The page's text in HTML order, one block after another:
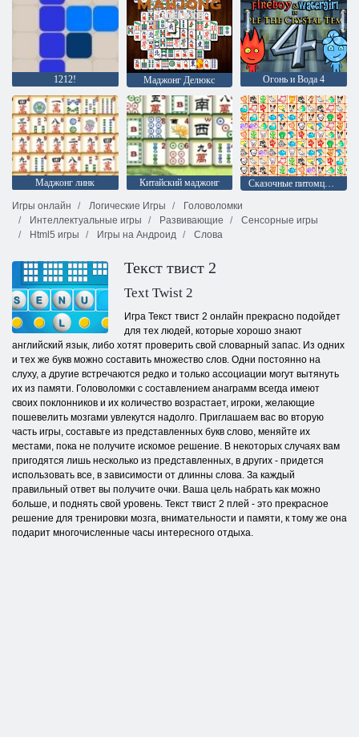
1212! Маджонг Делюкс Огонь и Вода 4
Маджонг линк Китайский маджонг
Сказочные питомцы связь
Игры онлайн
Логические Игры
Головоломки
Интеллектуальные игры
Развивающие
Сенсорные игры
Html5 игры
Игры на Андроид Слова
Текст твист 2
Text Twist 2
Игра Текст твист 2 онлайн прекрасно подойдет
для тех людей, которые хорошо знают
английский язык, либо хотят проверить свой словарный запас. Из одних
и тех же букв можно составить множество слов. Одни постоянно на
слуху, а другие встречаются редко и только ассоциации могут вытянуть
их из памяти. Головоломки с составлением анаграмм всегда имеют
своих поклонников и их количество возрастает, игроки, желающие
пошевелить мозгами увлекутся надолго. Приглашаем вас во вторую
часть игры, составьте из представленных букв слово, меняйте их
местами, пока не получите искомое решение. В некоторых случаях вам
пригодятся лишь несколько из представленных, в других - придется
использовать все, в зависимости от длинны слова. За каждый
правильный ответ вы получите очки. Ваша цель набрать как можно
больше, и поднять свой уровень. Текст твист 2 плей - это прекрасное
решение для тренировки мозга, внимательности и памяти, к тому же она
подарит многочисленные часы интересного отдыха.